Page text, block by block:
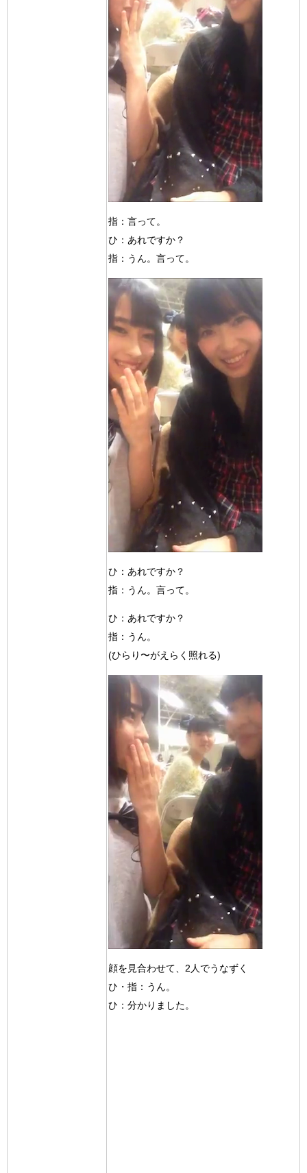
指：言って。
ひ：あれですか？
指：うん。言って。
ひ：あれですか？
指：うん。言って。
ひ：あれですか？
指：うん。
(ひらり〜がえらく照れる)
顔を見合わせて、2人でうなずく
ひ・指：うん。
ひ：分かりました。